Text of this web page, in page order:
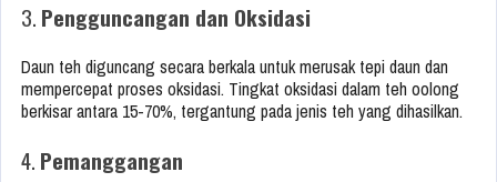
3. Pengguncangan dan Oksidasi
Daun teh diguncang secara berkala untuk merusak tepi daun dan
mempercepat proses oksidasi. Tingkat oksidasi dalam teh oolong
berkisar antara 15-70%, tergantung pada jenis teh yang dihasilkan.
4. Pemanggangan